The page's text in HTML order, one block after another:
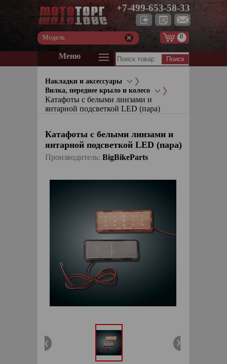
+7-499-653-58-33
Модель 0
Меню
Накладки и аксессуары
Вилка, переднее крыло и колесо
Катафоты с белыми линзами и
янтарной подсветкой LED (пара)
Катафоты с белыми линзами и
янтарной подсветкой LED (пара)
Производитель: BigBikeParts